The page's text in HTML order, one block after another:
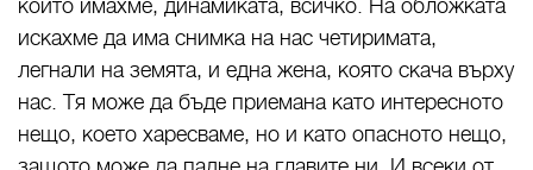
които имахме, динамиката, всичко. На обложката
искахме да има снимка на нас четиримата,
легнали на земята, и една жена, която скача върху
нас. Тя може да бъде приемана като интересното
нещо, което харесваме, но и като опасното нещо,